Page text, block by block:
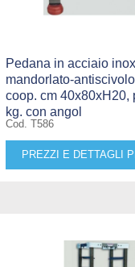
Pedana in acciaio inox
mandorlato-
coop. cm 40x80xH20,
kg. con angol
Cod. T586
PREZZI E DETTAGLI